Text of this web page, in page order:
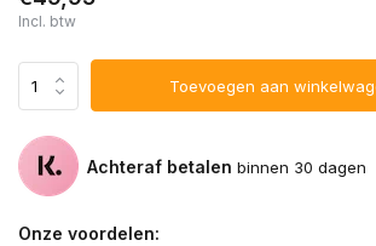
Incl. btw
Toevoegen aan
Achteraf betalen binnen 30 dagen
Onze voordelen: